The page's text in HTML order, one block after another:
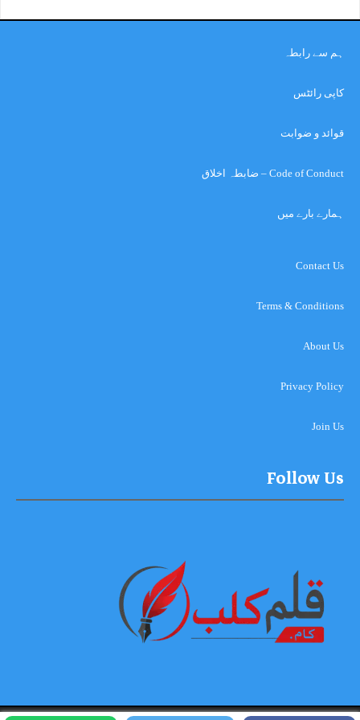
ہم سے رابطہ
کاپی رائٹس
قوائد و ضوابت
Code of Conduct – ضابطہ اخلاق
ہمارے بارے میں
Contact Us
Terms & Conditions
About Us
Privacy Policy
Join Us
Follow Us